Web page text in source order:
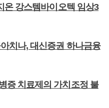
온 강스템바이오텍 임상3
치나, 대신증권 하나금융
증 치료제의 가치조정 불